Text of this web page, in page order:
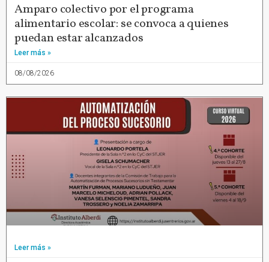
Amparo colectivo por el programa
alimentario escolar: se convoca a quienes
puedan estar alcanzados
Leer más »
08/08/2026
Leer más »